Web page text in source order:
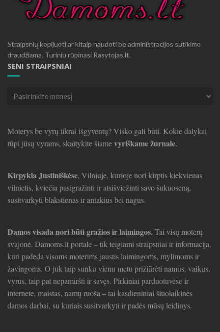
Straipsnių kopijuoti ar kitaip naudoti be administracijos sutikimo
draudžiama. Turiniu rūpinasi Rasytojas.lt.
SENI STRAIPSNIAI
Seni
Moterys be vyrų tikrai išgyventų? Visko gali būti. Kokie dalykai
rūpi jūsų vyrams, skaitykite šiamevyriškame žurnale.
Kirpykla Justiniškėse, Vilniuje, kurioje nori kirptis kiekvienas
vilnietis, kviečia pasigražinti ir atsišviežinti savo šukuoseną,
susitvarkyti blakstienas ir antakius bei nagus.
Damos visada nori būti gražios ir laimingos.Tai visų moterų
svajonė. Damoms.lt portale – tik teigiami straipsniai ir informacija,
kuri padeda visoms moterims jaustis laimingoms, mylimoms ir
žavingoms. O juk taip sunku vienu metu prižiūrėti namus, vaikus,
vyrus, taip pat nepamiršti ir savęs. Pirkiniai parduotuvėse ir
internete, maistas, namų ruoša – tai kasdieniniai šiuolaikinės
damos darbai, su kuriais susitvarkyti ir padės mūsų leidinys.